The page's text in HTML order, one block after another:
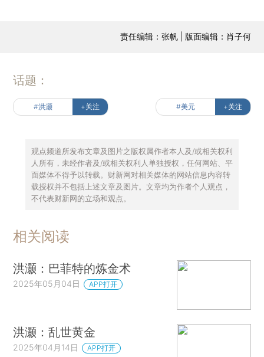
责任编辑：张帆 | 版面编辑：肖子何
话题：
#洪灏 +关注 #美元 +关注
观点频道所发布文章及图片之版权属作者本人及/或相关权利
人所有，未经作者及/或相关权利人单独授权，任何网站、平
面媒体不得予以转载。财新网对相关媒体的网站信息内容转
载授权并不包括上述文章及图片。文章均为作者个人观点，
不代表财新网的立场和观点。
相关阅读
洪灏：巴菲特的炼金术
2025年05月04日 APP打开
洪灏：乱世黄金
2025年04月14日 APP打开